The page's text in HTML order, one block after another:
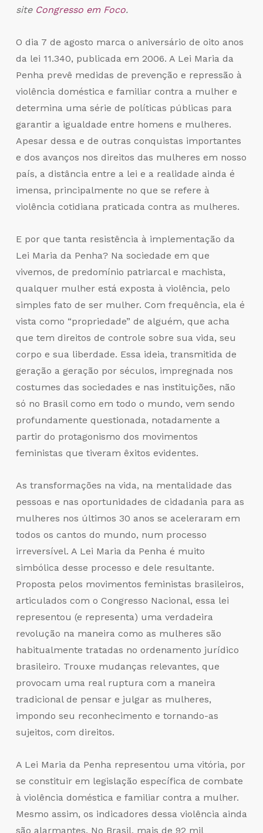
site Congresso em Foco.
O dia 7 de agosto marca o aniversário de oito anos
da lei 11.340, publicada em 2006. A Lei Maria da
Penha prevê medidas de prevenção e repressão à
violência doméstica e familiar contra a mulher e
determina uma série de políticas públicas para
garantir a igualdade entre homens e mulheres.
Apesar dessa e de outras conquistas importantes
e dos avanços nos direitos das mulheres em nosso
país, a distância entre a lei e a realidade ainda é
imensa, principalmente no que se refere à
violência cotidiana praticada contra as mulheres.
E por que tanta resistência à implementação da
Lei Maria da Penha? Na sociedade em que
vivemos, de predomínio patriarcal e machista,
qualquer mulher está exposta à violência, pelo
simples fato de ser mulher. Com frequência, ela é
vista como “propriedade” de alguém, que acha
que tem direitos de controle sobre sua vida, seu
corpo e sua liberdade. Essa ideia, transmitida de
geração a geração por séculos, impregnada nos
costumes das sociedades e nas instituições, não
só no Brasil como em todo o mundo, vem sendo
profundamente questionada, notadamente a
partir do protagonismo dos movimentos
feministas que tiveram êxitos evidentes.
As transformações na vida, na mentalidade das
pessoas e nas oportunidades de cidadania para as
mulheres nos últimos 30 anos se aceleraram em
todos os cantos do mundo, num processo
irreversível. A Lei Maria da Penha é muito
simbólica desse processo e dele resultante.
Proposta pelos movimentos feministas brasileiros,
articulados com o Congresso Nacional, essa lei
representou (e representa) uma verdadeira
revolução na maneira como as mulheres são
habitualmente tratadas no ordenamento jurídico
brasileiro. Trouxe mudanças relevantes, que
provocam uma real ruptura com a maneira
tradicional de pensar e julgar as mulheres,
impondo seu reconhecimento e tornando-as
sujeitos, com direitos.
A Lei Maria da Penha representou uma vitória, por
se constituir em legislação específica de combate
à violência doméstica e familiar contra a mulher.
Mesmo assim, os indicadores dessa violência ainda
são alarmantes. No Brasil, mais de 92 mil